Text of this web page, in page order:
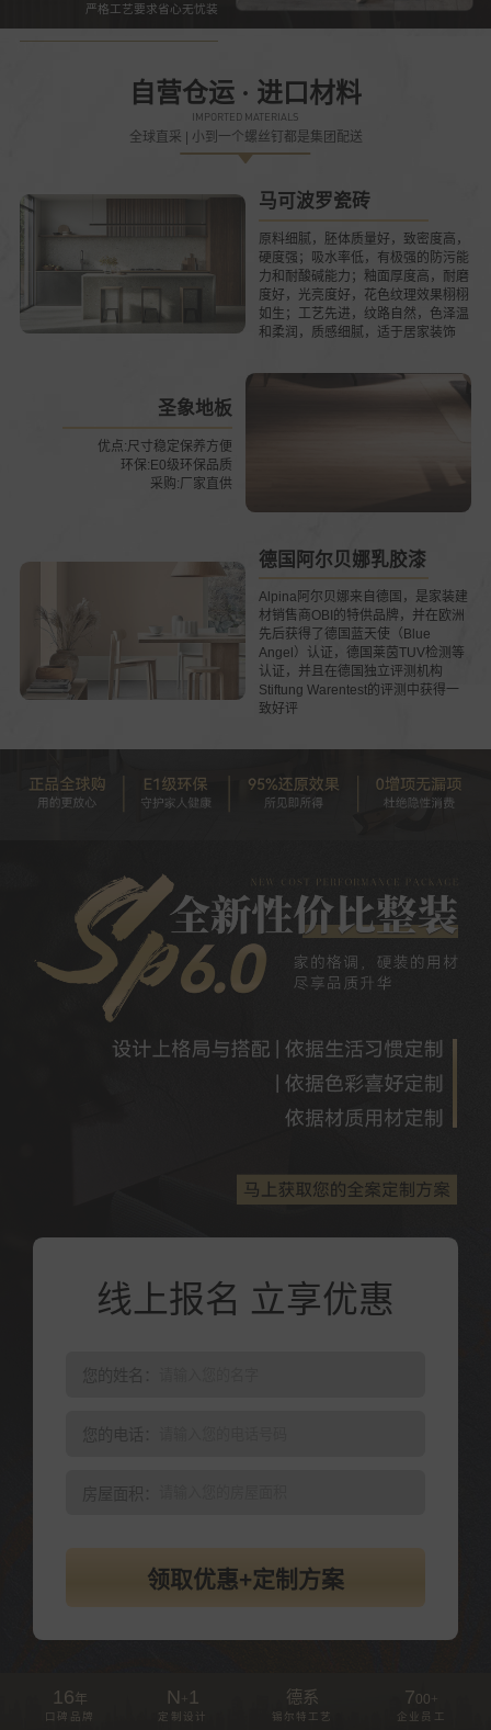
严格工艺要求省心无忧装
自营仓运 · 进口材料
IMPORTED MATERIALS
全球直采 | 小到一个螺丝钉都是集团配送
马可波罗瓷砖
原料细腻，胚体质量好，致密度高，
硬度强；吸水率低，有极强的防污能
力和耐酸碱能力；釉面厚度高，耐磨
度好，光亮度好，花色纹理效果栩栩
如生；工艺先进，纹路自然，色泽温
和柔润，质感细腻，适于居家装饰
圣象地板
优点:尺寸稳定保养方便
环保:E0级环保品质
采购:厂家直供
德国阿尔贝娜乳胶漆
Alpina阿尔贝娜来自德国，是家装建
材销售商OBI的特供品牌，并在欧洲
先后获得了德国蓝天使（Blue
Angel）认证，德国莱茵TUV检测等
认证，并且在德国独立评测机构
Stiftung Warentest的评测中获得一
致好评
线上报名 立享优惠
领取优惠+定制方案
16年
口碑品牌
N + 1
定制设计
德系
锡尔特工艺
700 +
企业员工